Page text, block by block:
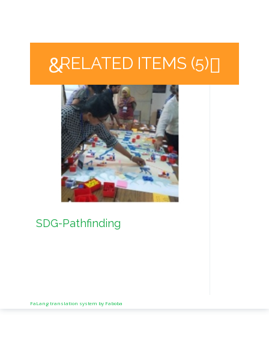
RELATED ITEMS (5)
SDG-Pathfinding
FaLang translation system by Faboba